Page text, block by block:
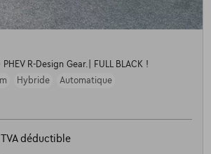
R-Design Gear.| FULL BLACK !
Hybride
Automatique
TVA déductible